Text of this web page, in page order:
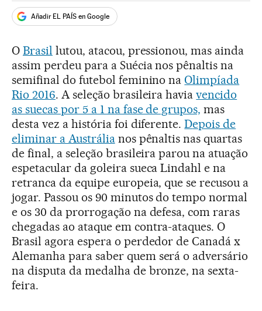
Añadir EL PAÍS en Google
O Brasil lutou, atacou, pressionou, mas ainda
assim perdeu para a Suécia nos pênaltis na
semifinal do futebol feminino na Olimpíada
Rio 2016. A seleção brasileira haviavencido
as suecas por 5 a 1 na fase de grupos, mas
desta vez a história foi diferente.Depois de
eliminar a Austrálianos pênaltis nas quartas
de final, a seleção brasileira parou na atuação
espetacular da goleira sueca Lindahl e na
retranca da equipe europeia, que se recusou a
jogar. Passou os 90 minutos do tempo normal
e os 30 da prorrogação na defesa, com raras
chegadas ao ataque em contra-ataques. O
Brasil agora espera o perdedor de Canadá x
Alemanha para saber quem será o adversário
na disputa da medalha de bronze, na sexta-
feira.